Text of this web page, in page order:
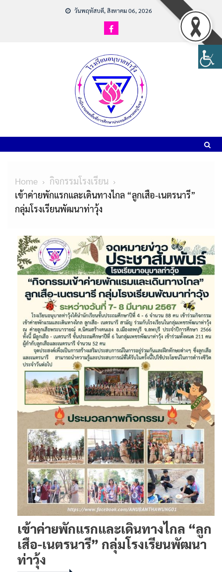
วันพฤหัสบดี, สิงหาคม 06, 2026
Home
กิจกรรมโรงเรียน
เข้าค่ายพักแรกและเดินทางไกล “ลูกเสือ-เนตรนารี”
กลุ่มโรงเรียนพัฒนาท่าวุ้ง
เข้าค่ายพักแรกและเดินทางไกล “ลูก
เสือ-เนตรนารี” กลุ่มโรงเรียนพัฒนา
ท่าวุ้ง